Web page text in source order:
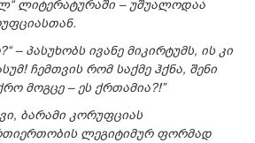
ლიტერატურაში – უშუალოდაა
– პასუხობს ივანე მიკირტუმს, ის კი
ჩემთვის რომ საქმე ჰქნა, შენი
მოგცე – ეს ქრთამია?!”
ბარამი კორუფციას
ლეგიტიმურ ფორმად